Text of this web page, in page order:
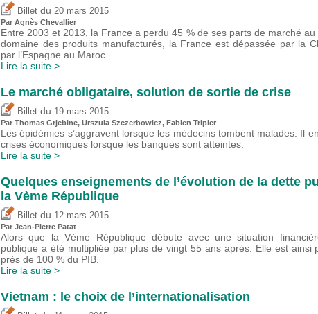
Billet du 20 mars 2015
Par Agnès Chevallier
Entre 2003 et 2013, la France a perdu 45 % de ses parts de marché
domaine des produits manufacturés, la France est dépassée par la
par l’Espagne au Maroc.
Lire la suite >
Le marché obligataire, solution de sortie de crise
Billet du 19 mars 2015
Par Thomas Grjebine, Urszula Szczerbowicz, Fabien Tripier
Les épidémies s’aggravent lorsque les médecins tombent malades. Il
crises économiques lorsque les banques sont atteintes.
Lire la suite >
Quelques enseignements de l’évolution de la dette
la Vème République
Billet du 12 mars 2015
Par Jean-Pierre Patat
Alors que la Vème République débute avec une situation
publique a été multipliée par plus de vingt 55 ans après. Elle est ainsi
près de 100 % du PIB.
Lire la suite >
Vietnam : le choix de l’internationalisation